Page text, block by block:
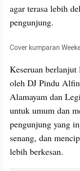
agar terasa lebih
pengunjung.
Cover kumparan
Keseruan berlanjut
oleh DJ Pindu
Alamayam dan
untuk umum dan
pengunjung yang
senang, dan
lebih berkesan.